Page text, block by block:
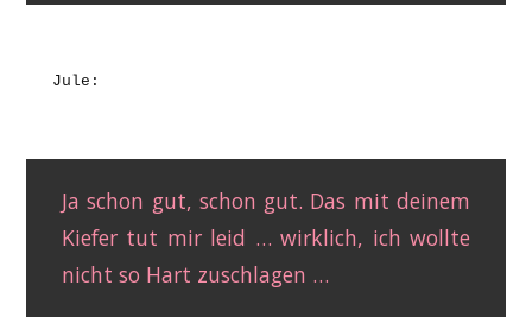
Jule:
Ja schon gut, schon gut. Das mit deinem
Kiefer tut mir leid … wirklich, ich wollte
nicht so Hart zuschlagen …